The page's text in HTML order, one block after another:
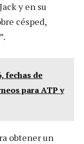
y en su
césped,
fechas de
para ATP y
obtener un